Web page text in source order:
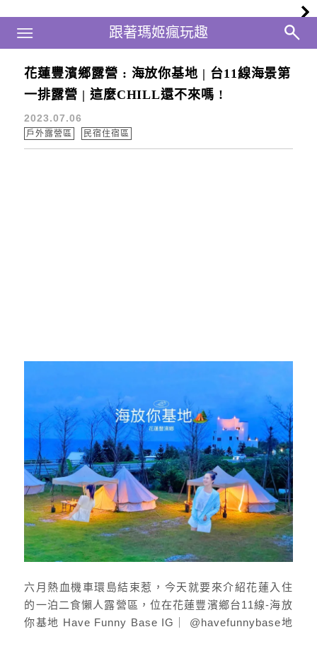
跟著瑪姬瘋玩趣
跟著瑪姬瘋玩趣
Main Menu
原海式無菜單料理
花蓮豐濱鄉露營 : 海放你基地 | 台11線海景第
一排露營 | 這麼CHILL還不來嗎 !
2023.07.06
戶外露營區 民宿住宿區
六月熱血機車環島結束惹，今天就要來介紹花蓮入住
的一泊二食懶人露營區，位在花蓮豐濱鄉台11線-海放
你基地 Have Funny Base IG｜ @havefunnybase地